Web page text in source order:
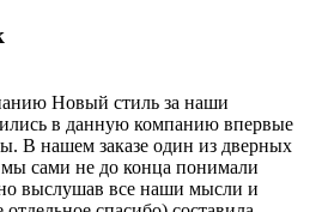
Новый стиль за наши
в данную компанию впервые
В нашем заказе один из дверных
сами не до конца понимали
выслушав все наши мысли и